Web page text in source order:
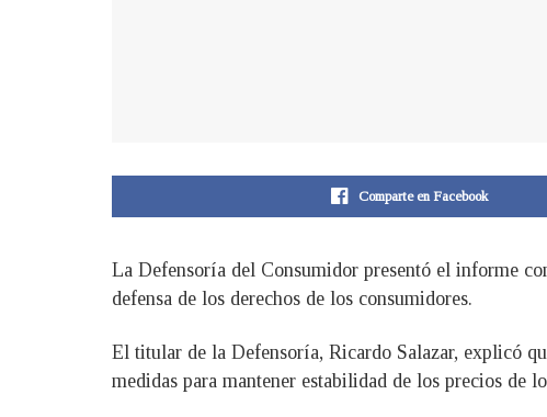
Comparte en Facebook
La Defensoría del Consumidor presentó el informe
defensa de los derechos de los consumidores.
El titular de la Defensoría, Ricardo Salazar, explicó
medidas para mantener estabilidad de los precios de